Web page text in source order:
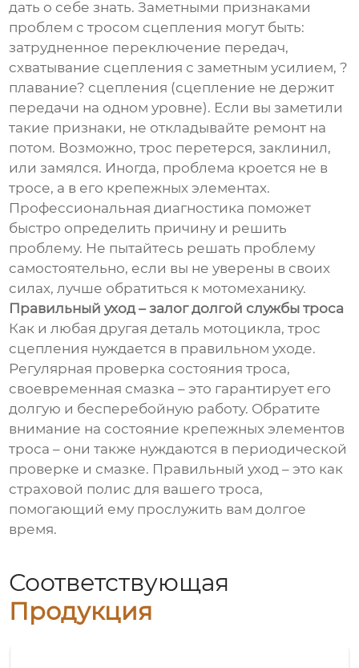
дать о себе знать. Заметными признаками
проблем с тросом сцепления могут быть:
затрудненное переключение передач,
схватывание сцепления с заметным усилием, ?
плавание? сцепления (сцепление не держит
передачи на одном уровне). Если вы заметили
такие признаки, не откладывайте ремонт на
потом. Возможно, трос перетерся, заклинил,
или замялся. Иногда, проблема кроется не в
тросе, а в его крепежных элементах.
Профессиональная диагностика поможет
быстро определить причину и решить
проблему. Не пытайтесь решать проблему
самостоятельно, если вы не уверены в своих
силах, лучше обратиться к мотомеханику.
Правильный уход – залог долгой службы троса
Как и любая другая деталь мотоцикла, трос
сцепления нуждается в правильном уходе.
Регулярная проверка состояния троса,
своевременная смазка – это гарантирует его
долгую и бесперебойную работу. Обратите
внимание на состояние крепежных элементов
троса – они также нуждаются в периодической
проверке и смазке. Правильный уход – это как
страховой полис для вашего троса,
помогающий ему прослужить вам долгое
время.
Соответствующая
Продукция